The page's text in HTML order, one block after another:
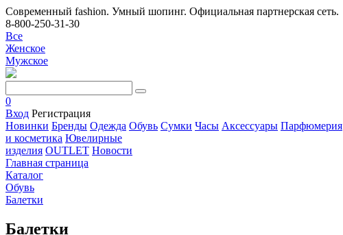
Современный fashion. Умный шопинг. Официальная партнерская сеть.
8-800-250-31-30
Все
Женское
Мужское
0
Вход Регистрация
Новинки Бренды Одежда Обувь Сумки Часы Аксессуары Парфюмерия
и косметика Ювелирные
изделия OUTLET Новости
Главная страница
Каталог
Обувь
Балетки
Балетки